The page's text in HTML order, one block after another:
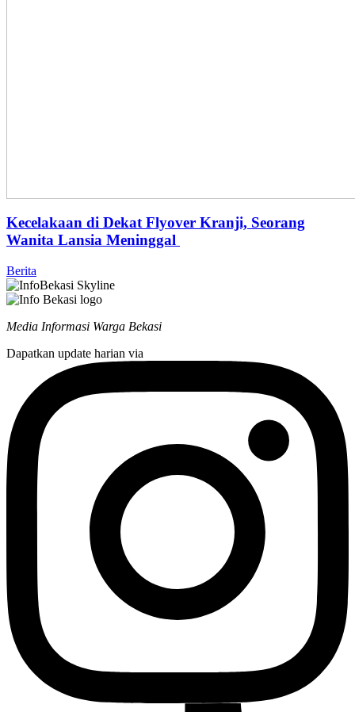
Kecelakaan di Dekat Flyover Kranji, Seorang
Wanita Lansia Meninggal
Berita
Media Informasi Warga Bekasi
Dapatkan update harian via